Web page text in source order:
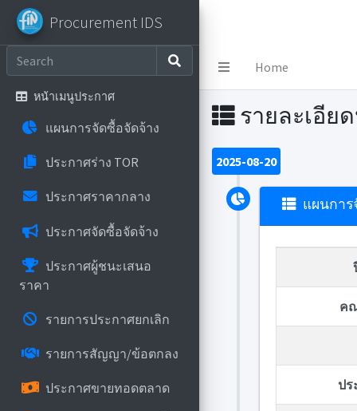
Procurement IDS
Home
Procurement IDS
หน้าเมนูประกาศ
แผนการจัดซื้อจัดจ้าง
ประกาศร่าง TOR
ประกาศราคากลาง
ประกาศจัดซื้อจัดจ้าง
ประกาศผู้ชนะเสนอ
ราคา
รายการประกาศยกเลิก
รายการสัญญา/ข้อตกลง
ประกาศขายทอดตลาด
รายละเอีย
2025-08-20
แผนกา
ค
ปร